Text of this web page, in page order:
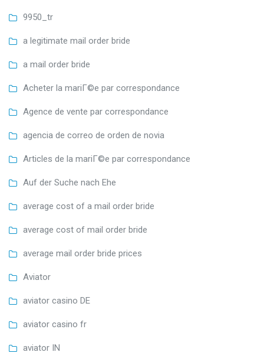
9950_tr
a legitimate mail order bride
a mail order bride
Acheter la mariГ©e par correspondance
Agence de vente par correspondance
agencia de correo de orden de novia
Articles de la mariГ©e par correspondance
Auf der Suche nach Ehe
average cost of a mail order bride
average cost of mail order bride
average mail order bride prices
Aviator
aviator casino DE
aviator casino fr
aviator IN